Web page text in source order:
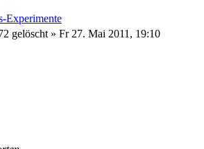
Experimente
gelöscht » Fr 27. Mai 2011, 19:10